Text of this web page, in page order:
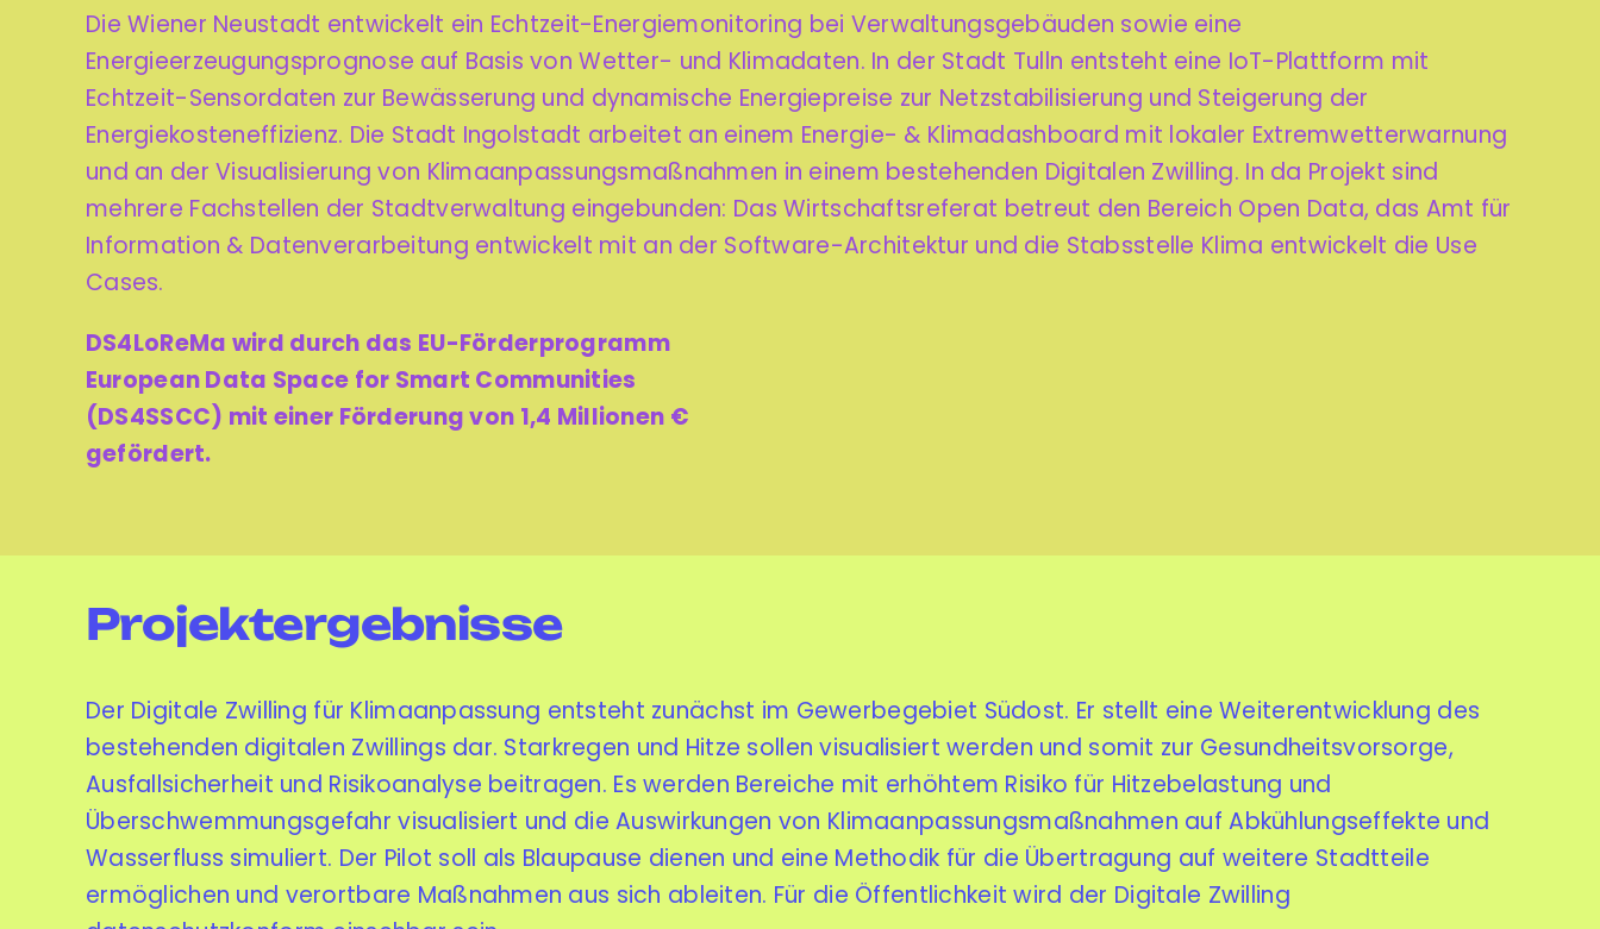
Die Wiener Neustadt entwickelt ein Echtzeit-Energiemonitoring bei Verwaltungsgebäuden sowie eine
Energieerzeugungsprognose auf Basis von Wetter- und Klimadaten. In der Stadt Tulln entsteht eine IoT-Plattform mit
Echtzeit-Sensordaten zur Bewässerung und dynamische Energiepreise zur Netzstabilisierung und Steigerung der
Energiekosteneffizienz. Die Stadt Ingolstadt arbeitet an einem Energie- & Klimadashboard mit lokaler Extremwetterwarnung
und an der Visualisierung von Klimaanpassungsmaßnahmen in einem bestehenden Digitalen Zwilling. In da Projekt sind
mehrere Fachstellen der Stadtverwaltung eingebunden: Das Wirtschaftsreferat betreut den Bereich Open Data, das Amt für
Information & Datenverarbeitung entwickelt mit an der Software-Architektur und die Stabsstelle Klima entwickelt die Use
Cases.
DS4LoReMa wird durch das EU-Förderprogramm
European Data Space for Smart Communities
(DS4SSCC) mit einer Förderung von 1,4 Millionen €
gefördert.
Projektergebnisse
Der Digitale Zwilling für Klimaanpassung entsteht zunächst im Gewerbegebiet Südost. Er stellt eine Weiterentwicklung des
bestehenden digitalen Zwillings dar. Starkregen und Hitze sollen visualisiert werden und somit zur Gesundheitsvorsorge,
Ausfallsicherheit und Risikoanalyse beitragen. Es werden Bereiche mit erhöhtem Risiko für Hitzebelastung und
Überschwemmungsgefahr visualisiert und die Auswirkungen von Klimaanpassungsmaßnahmen auf Abkühlungseffekte und
Wasserfluss simuliert. Der Pilot soll als Blaupause dienen und eine Methodik für die Übertragung auf weitere Stadtteile
ermöglichen und verortbare Maßnahmen aus sich ableiten. Für die Öffentlichkeit wird der Digitale Zwilling